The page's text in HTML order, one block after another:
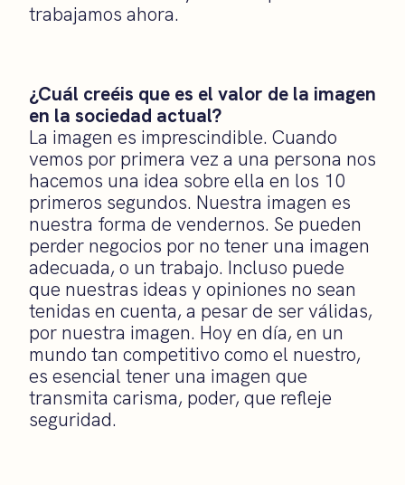
trabajamos ahora.
¿Cuál creéis que es el valor de la imagen
en la sociedad actual?
La imagen es imprescindible. Cuando
vemos por primera vez a una persona nos
hacemos una idea sobre ella en los 10
primeros segundos. Nuestra imagen es
nuestra forma de vendernos. Se pueden
perder negocios por no tener una imagen
adecuada, o un trabajo. Incluso puede
que nuestras ideas y opiniones no sean
tenidas en cuenta, a pesar de ser válidas,
por nuestra imagen. Hoy en día, en un
mundo tan competitivo como el nuestro,
es esencial tener una imagen que
transmita carisma, poder, que refleje
seguridad.